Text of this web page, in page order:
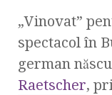
„Vinovat”
spectacol în
german
Raetscher,